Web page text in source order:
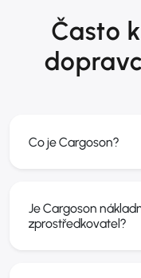
Často
Co je Cargoson?
Je Cargoson
zprostředkovatel?